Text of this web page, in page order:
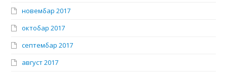
новембар 2017
октобар 2017
септембар 2017
август 2017